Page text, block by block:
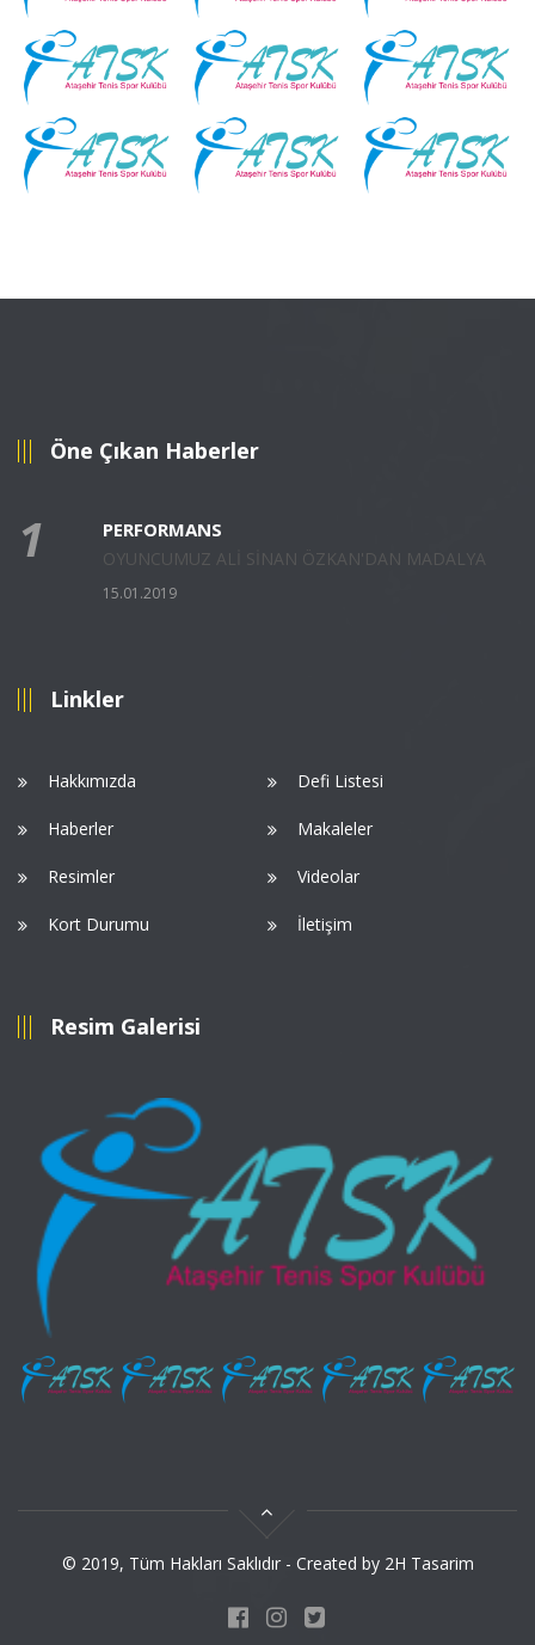
Öne Çıkan Haberler
1 PERFORMANS
OYUNCUMUZ ALİ SİNAN ÖZKAN'DAN MADALYA
15.01.2019
Linkler
Hakkımızda Defi Listesi
Haberler Makaleler
Resimler Videolar
Kort Durumu İletişim
Resim Galerisi
© 2019, Tüm Hakları Saklıdır - Created by 2H Tasarim